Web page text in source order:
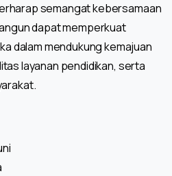
semangat kebersamaan
dapat memperkuat
dalam mendukung kemajuan
layanan pendidikan, serta